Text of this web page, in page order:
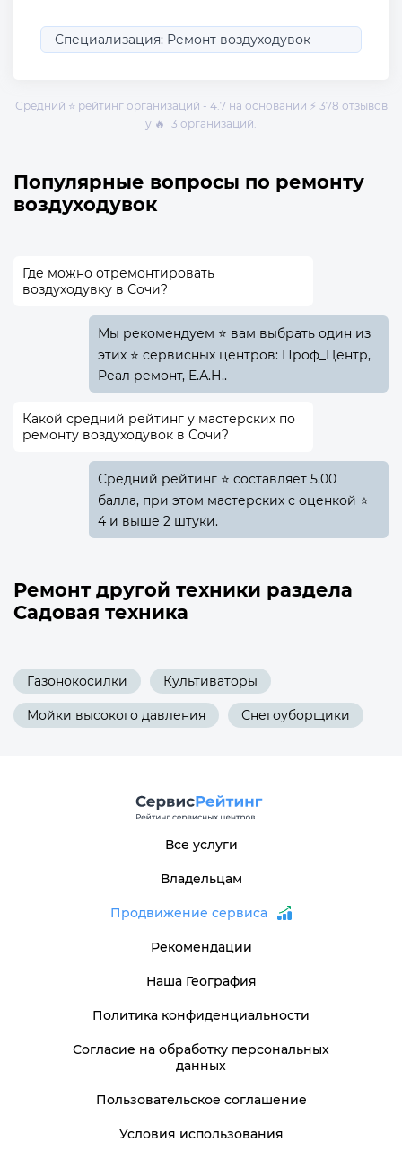
Специализация: Ремонт воздуходувок
Средний ⭐ рейтинг организаций - 4.7 на основании ⚡ 378 отзывов
у 🔥 13 организаций.
Популярные вопросы по ремонту
воздуходувок
Где можно отремонтировать
воздуходувку в Сочи?
Мы рекомендуем ⭐ вам выбрать один из
этих ⭐ сервисных центров: Проф_Центр,
Реал ремонт, Е.А.Н..
Какой средний рейтинг у мастерских по
ремонту воздуходувок в Сочи?
Средний рейтинг ⭐ составляет 5.00
балла, при этом мастерских с оценкой ⭐
4 и выше 2 штуки.
Ремонт другой техники раздела
Садовая техника
Газонокосилки Культиваторы
Мойки высокого давления Снегоуборщики
Все услуги
Владельцам
Продвижение сервиса
Рекомендации
Наша География
Политика конфиденциальности
Согласие на обработку персональных
данных
Пользовательское соглашение
Условия использования